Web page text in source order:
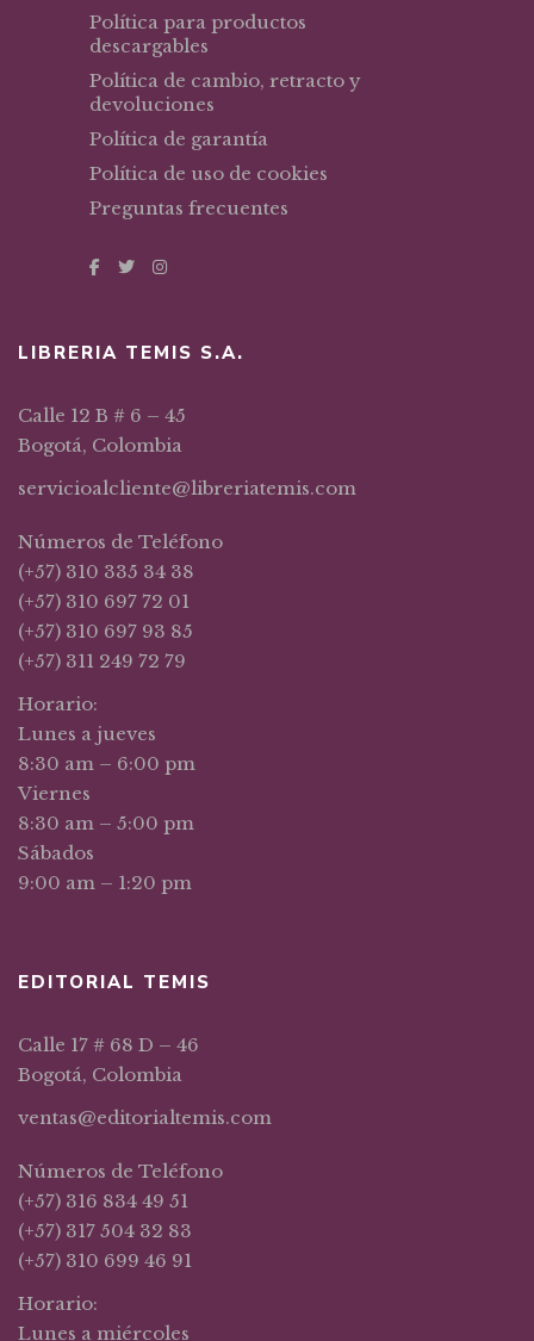
Política para productos
descargables
Política de cambio, retracto y
devoluciones
Política de garantía
Política de uso de cookies
Preguntas frecuentes
LIBRERIA TEMIS S.A.
Calle 12 B # 6 – 45
Bogotá, Colombia
servicioalcliente@libreriatemis.com
Números de Teléfono
(+57) 310 335 34 38
(+57) 310 697 72 01
(+57) 310 697 93 85
(+57) 311 249 72 79
Horario:
Lunes a jueves
8:30 am – 6:00 pm
Viernes
8:30 am – 5:00 pm
Sábados
9:00 am – 1:20 pm
EDITORIAL TEMIS
Calle 17 # 68 D – 46
Bogotá, Colombia
ventas@editorialtemis.com
Números de Teléfono
(+57) 316 834 49 51
(+57) 317 504 32 83
(+57) 310 699 46 91
Horario:
Lunes a miércoles